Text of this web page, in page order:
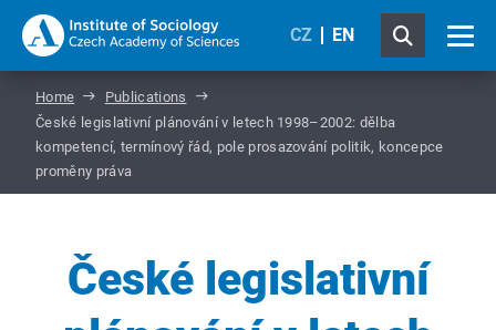
CZ EN
Home
Publications
České legislativní plánování v letech 1998–2002: dělba
kompetencí, termínový řád, pole prosazování politik, koncepce
proměny práva
České legislativní